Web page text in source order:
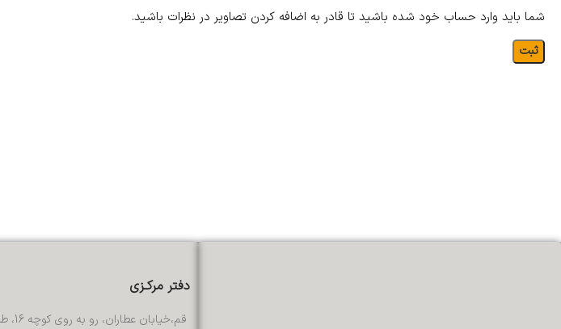
شما باید وارد حساب خود شده باشید تا قادر به اضافه کردن تصاویر در نظرات باشید.
دفتر مرکـزی
قم،خیابان عطاران، رو به روی کوچه 16، طبقه فوقانی دفتر پیشخوان